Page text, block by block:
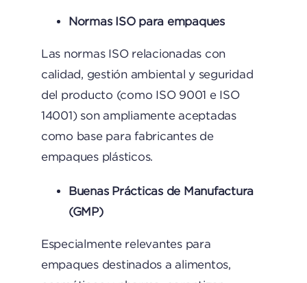
Normas ISO para empaques
Las normas ISO relacionadas con
calidad, gestión ambiental y seguridad
del producto (como ISO 9001 e ISO
14001) son ampliamente aceptadas
como base para fabricantes de
empaques plásticos.
Buenas Prácticas de Manufactura
(GMP)
Especialmente relevantes para
empaques destinados a alimentos,